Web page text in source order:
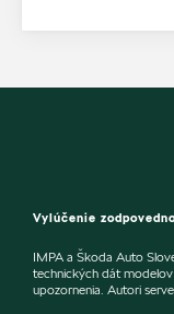
Vylúčenie
IMPA a Škoda Auto
technických dát
upozornenia. Autori